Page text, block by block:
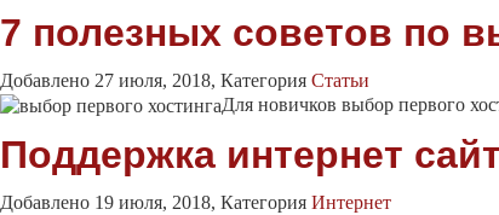
7 полезных советов по
Добавлено 27 июля, 2018, Категория Статьи
Для новичков выбор первого
Поддержка интернет
Добавлено 19 июля, 2018, Категория Интернет